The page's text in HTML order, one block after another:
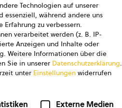
AGB AGB Marketing GmbH
Technologien auf unserer
essenziell, während andere uns
Erfahrung zu verbessern.
verarbeitet werden (z. B. IP-
Anzeigen und Inhalte oder
Weitere Informationen über die
Sie in unserer Datenschutzerklärung.
unter Einstellungen widerrufen
Externe Medien